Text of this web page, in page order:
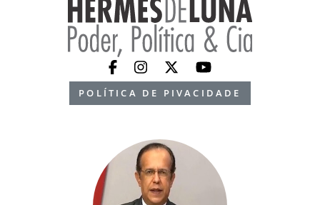
POLÍTICA DE PIVACIDADE